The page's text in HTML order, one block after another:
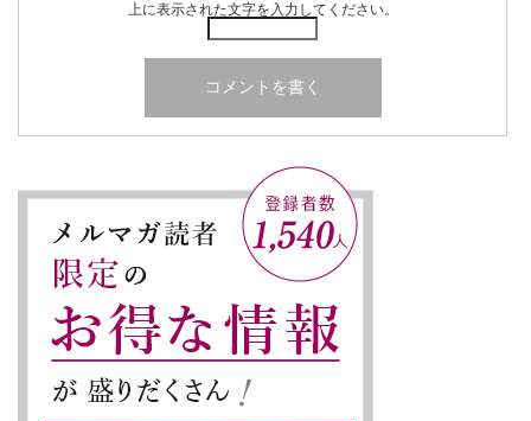
上に表示された文字を入力してください。